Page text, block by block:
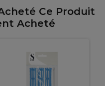
Ce Produit
Acheté